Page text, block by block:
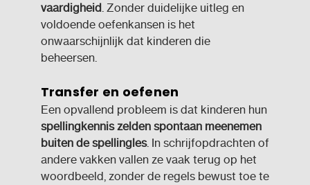
vaardigheid. Zonder duidelijke uitleg en
voldoende oefenkansen is het
onwaarschijnlijk dat kinderen die
beheersen.
Transfer en oefenen
Een opvallend probleem is dat kinderen hun
spellingkennis zelden spontaan meenemen
buiten de spellingles. In schrijfopdrachten of
andere vakken vallen ze vaak terug op het
woordbeeld, zonder de regels bewust toe te